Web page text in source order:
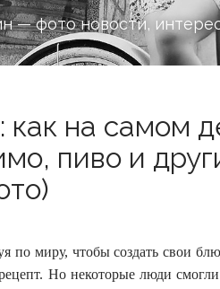
— фото новости,
как на самом
пиво и
по миру, чтобы создать свои
Но некоторые люди